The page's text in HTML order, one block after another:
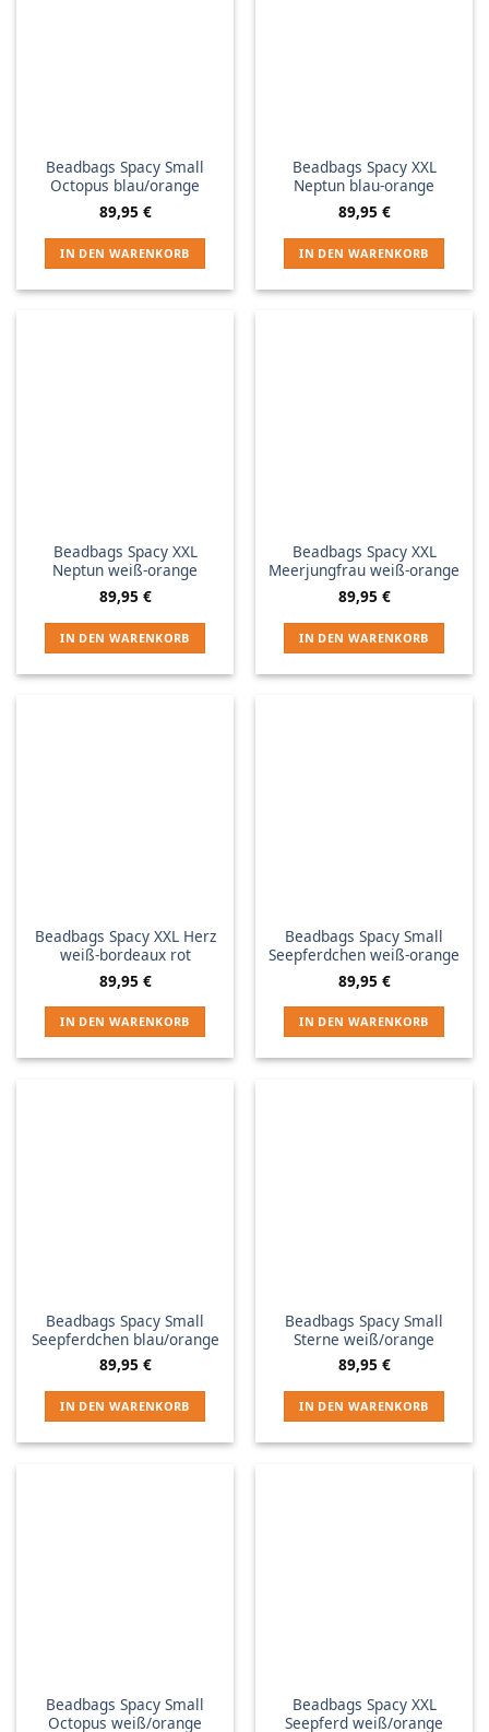
Beadbags Spacy Small
Octopus blau/orange
89,95 €
IN DEN WARENKORB
Beadbags Spacy XXL
Neptun blau-orange
89,95 €
IN DEN WARENKORB
Beadbags Spacy XXL
Neptun weiß-orange
89,95 €
IN DEN WARENKORB
Beadbags Spacy XXL
Meerjungfrau weiß-orange
89,95 €
IN DEN WARENKORB
Beadbags Spacy XXL Herz
weiß-bordeaux rot
89,95 €
IN DEN WARENKORB
Beadbags Spacy Small
Seepferdchen weiß-orange
89,95 €
IN DEN WARENKORB
Beadbags Spacy Small
Seepferdchen blau/orange
89,95 €
IN DEN WARENKORB
Beadbags Spacy Small
Sterne weiß/orange
89,95 €
IN DEN WARENKORB
Beadbags Spacy Small
Octopus weiß/orange
Beadbags Spacy XXL
Seepferd weiß/orange